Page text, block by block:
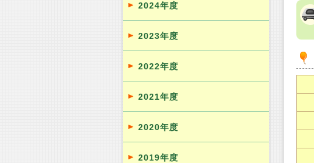
2024年度
2023年度
2022年度
2021年度
2020年度
2019年度